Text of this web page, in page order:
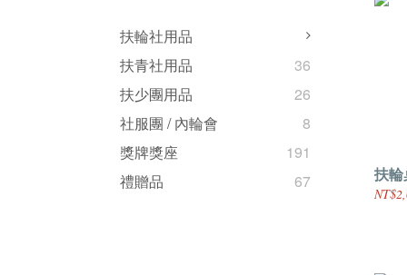
扶輪社用品
扶青社用品
36
扶少團用品
26
社服團 / 內輪會
8
獎牌獎座
191
禮贈品
67 扶輪